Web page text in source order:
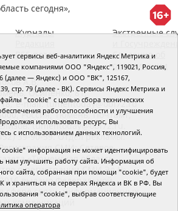
сегодня»,
Журналы
RSS поток
Экстренные
Сведения об
организации
А.В.
Осипенко, 81,
e-mail: tumentoday@obl72.ru
Россия, Тюмень, Почтамт,
tumentoday@obl72.ru.
39-90-59. Отдел рекламы:
СМИ: Сетевое
«Тюменская область
о регистрации СМИ Эл №
выдано Федеральной
сфере связи, информационных
коммуникаций
сервисы веб-аналитики Яндекс Метрика и
компаниями ООО "Яндекс", 119021, Россия,
(далее — Яндекс) и ООО "ВК", 125167,
стр. 79 (далее - ВК). Сервисы Яндекс Метрика и
"cookie" с целью сбора технических
работоспособности и улучшения
использовать ресурс, Вы
с использованием данных технологий.
информация не может идентифицировать
нам улучшить работу сайта. Информация об
сайта, собранная при помощи "cookie", будет
и храниться на серверах Яндекса и ВК в РФ. Вы
"cookie", выбрав соответствующие
оператора